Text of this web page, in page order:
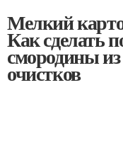
Мелкий
Как сделать
смородины
очистков